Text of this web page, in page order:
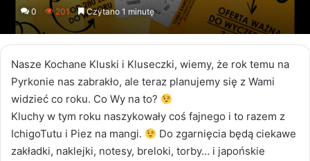
an
email
0 201 Czytano 1 minutę
Nasze Kochane Kluski i Kluseczki, wiemy, że rok temu na
Pyrkonie nas zabrakło, ale teraz planujemy się z Wami
widzieć co roku. Co Wy na to?
Kluchy w tym roku naszykowały coś fajnego i to razem z
IchigoTutu i Piez na mangi.
Do zgarnięcia będą ciekawe
zakładki, naklejki, notesy, breloki, torby… i japońskie